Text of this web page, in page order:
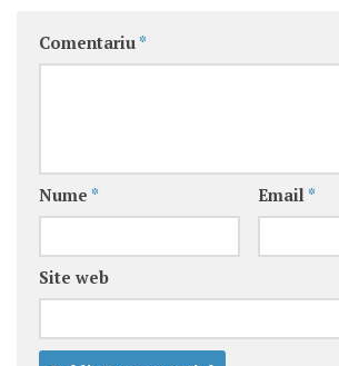
Comentariu *
Nume * Email *
Site web